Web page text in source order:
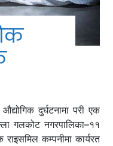
दुर्घटनामा परी एक
गलकोट नगरपालिका–११
कम्पनीमा कार्यरत